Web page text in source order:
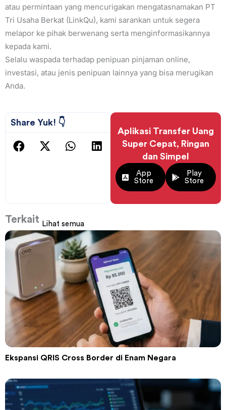
atau permintaan yang mencurigakan mengatasnamakan PT
Tri Usaha Berkat (LinkQu), kami sarankan untuk segera
melapor ke pihak berwenang serta menginformasikannya
kepada kami.
Selalu waspada terhadap penipuan pinjaman online,
investasi, atau jenis penipuan lainnya yang bisa merugikan
Anda.
Share Yuk! 👇
Aplikasi Transfer Uang
Super Cepat, Ringan
dan Simpel
App
Store
Play
Store
Terkait Lihat semua
Ekspansi QRIS Cross Border di Enam Negara